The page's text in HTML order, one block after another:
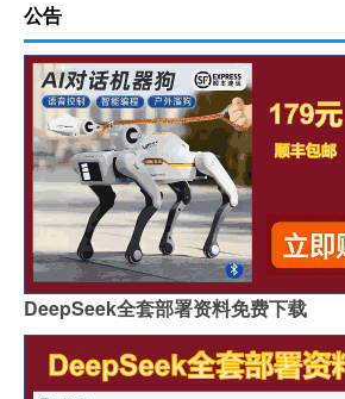
公告
DeepSeek全套部署资料免费下载